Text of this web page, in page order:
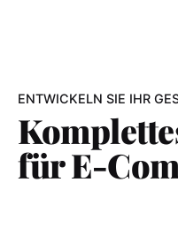
ENTWICKELN SIE IHR
für E-